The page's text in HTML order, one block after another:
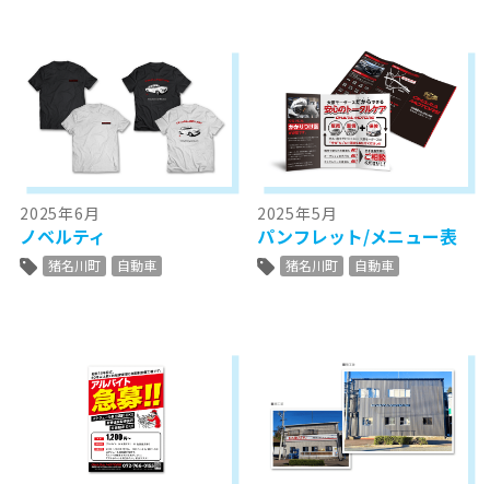
2025年6月
ノベルティ
猪名川町 自動車
2025年5月
パンフレット/メニュー表
猪名川町 自動車